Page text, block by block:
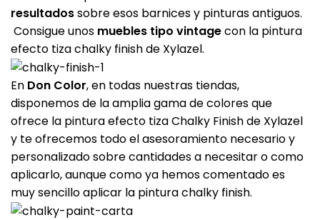
resultadossobre esos barnices y pinturas antiguos.
Consigue unos muebles tipo vintagecon la pintura
efecto tiza chalky finish de Xylazel.
En Don Color, en todas nuestras tiendas,
disponemos de la amplia gama de colores que
ofrece la pintura efecto tiza Chalky Finish de Xylazel
y te ofrecemos todo el asesoramiento necesario y
personalizado sobre cantidades a necesitar o como
aplicarlo, aunque como ya hemos comentado es
muy sencillo aplicar la pintura chalky finish.